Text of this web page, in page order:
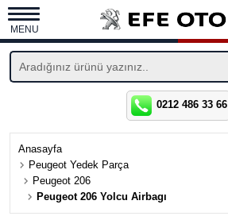
MENU
0212 486 33 66
Anasayfa
Peugeot Yedek Parça
Peugeot 206
Peugeot 206 Yolcu Airbagı